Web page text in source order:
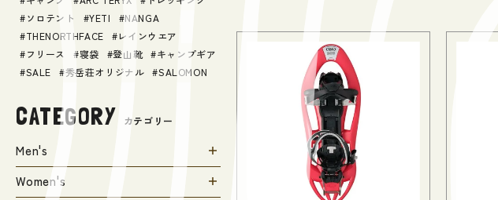
ソロテント
YETI
NANGA
THENORTHFACE
レインウエア
フリース
寝袋 登山靴
キャンプギア
SALE
秀岳荘オリジナル SALOMON
CATEGORY カテゴリー
Men's
Women's